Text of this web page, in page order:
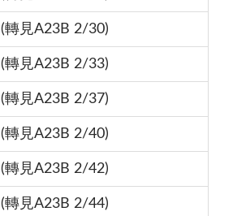
(轉見A23B 2/30)
(轉見A23B 2/33)
(轉見A23B 2/37)
(轉見A23B 2/40)
(轉見A23B 2/42)
(轉見A23B 2/44)